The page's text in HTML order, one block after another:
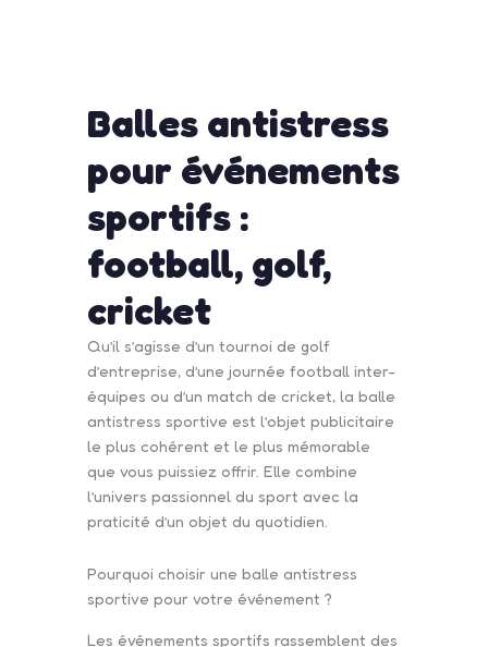
Balles antistress
pour événements
sportifs :
football, golf,
cricket
Qu’il s’agisse d’un tournoi de golf
d’entreprise, d’une journée football inter-
équipes ou d’un match de cricket, la balle
antistress sportive est l’objet publicitaire
le plus cohérent et le plus mémorable
que vous puissiez offrir. Elle combine
l’univers passionnel du sport avec la
praticité d’un objet du quotidien.
Pourquoi choisir une balle antistress
sportive pour votre événement ?
Les événements sportifs rassemblent des